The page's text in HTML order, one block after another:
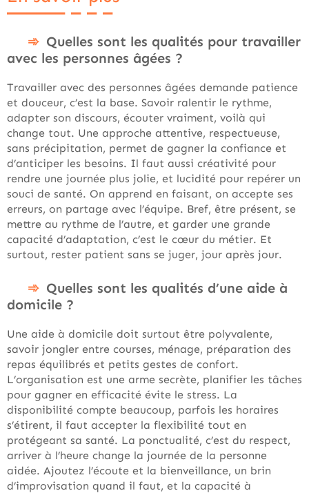
Quelles sont les qualités pour travailler
avec les personnes âgées ?
Travailler avec des personnes âgées demande patience
et douceur, c’est la base. Savoir ralentir le rythme,
adapter son discours, écouter vraiment, voilà qui
change tout. Une approche attentive, respectueuse,
sans précipitation, permet de gagner la confiance et
d’anticiper les besoins. Il faut aussi créativité pour
rendre une journée plus jolie, et lucidité pour repérer un
souci de santé. On apprend en faisant, on accepte ses
erreurs, on partage avec l’équipe. Bref, être présent, se
mettre au rythme de l’autre, et garder une grande
capacité d’adaptation, c’est le cœur du métier. Et
surtout, rester patient sans se juger, jour après jour.
Quelles sont les qualités d’une aide à
domicile ?
Une aide à domicile doit surtout être polyvalente,
savoir jongler entre courses, ménage, préparation des
repas équilibrés et petits gestes de confort.
L’organisation est une arme secrète, planifier les tâches
pour gagner en efficacité évite le stress. La
disponibilité compte beaucoup, parfois les horaires
s’étirent, il faut accepter la flexibilité tout en
protégeant sa santé. La ponctualité, c’est du respect,
arriver à l’heure change la journée de la personne
aidée. Ajoutez l’écoute et la bienveillance, un brin
d’improvisation quand il faut, et la capacité à